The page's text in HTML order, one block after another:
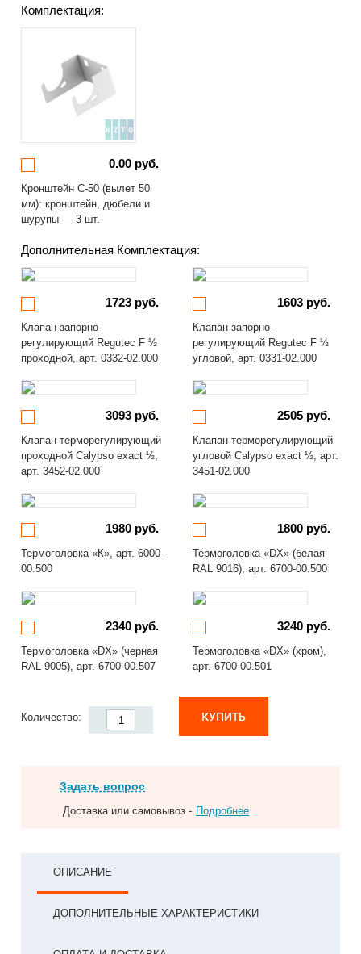
Комплектация:
0.00 руб.
Кронштейн С-50 (вылет 50
мм): кронштейн, дюбели и
шурупы — 3 шт.
Дополнительная Комплектация:
1723 руб.
Клапан запорно-
регулирующий Regutec F ½
проходной, арт. 0332-02.000
1603 руб.
Клапан запорно-
регулирующий Regutec F ½
угловой, арт. 0331-02.000
3093 руб.
Клапан терморегулирующий
проходной Calypso exact ½,
арт. 3452-02.000
2505 руб.
Клапан терморегулирующий
угловой Calypso exact ½, арт.
3451-02.000
1980 руб.
Термоголовка «К», арт. 6000-
00.500
1800 руб.
Термоголовка «DX» (белая
RAL 9016), арт. 6700-00.500
2340 руб.
Термоголовка «DX» (черная
RAL 9005), арт. 6700-00.507
3240 руб.
Термоголовка «DX» (хром),
арт. 6700-00.501
Количество: КУПИТЬ
Задать вопрос
Доставка или самовывоз - Подробнее
ОПИСАНИЕ
ДОПОЛНИТЕЛЬНЫЕ ХАРАКТЕРИСТИКИ